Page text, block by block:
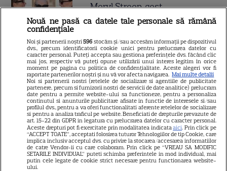
9
Meryl Streep, gest
impresionant pentru Anne
„Diavolul se îmbracă de la
Prada 2”. Ce salarii ar fi primit
actrițele
ŞTIRI
VEDETE ROMÂNEŞTI
Nouă ne pasă ca datele tale personale să rămână
confidențiale
Noi și partenerii noștri596 stocăm și/sau accesăm informații pe dispozitivul
dvs., precum identificatorii cookie unici pentru prelucrarea datelor cu
caracter personal. Puteți accepta sau gestiona preferințele dvs. făcând clic
mai jos, respectiv vă puteți opune utilizării unui interes legitim în orice
moment pe pagina cu politica de confidențialitate. Aceste alegeri vor fi
raportate partenerilor noștri și nu vă vor afecta navigarea. Mai multe detalii
Noi si partenerii nostri (retelele de socializare si agentiile de publicitate
partenere, precum si furnizorii nostri de servicii de date analitice) prelucram
date pentru a permite website-ului sa functioneze, pentru a personaliza
continutul si anunturile publicitare afisate in functie de interesele si/sau
profilul dvs., pentru a va oferi functionalitati aferente retelelor de socializare
si pentru a analiza traficul pe website. Beneficiati de drepturile prevazute de
art. 15-22 din GDPR in legatura cu prelucrarea datelor cu caracter personal.
Aceste drepturi pot fi exercitate prin modalitatea indicataaici. Prin click pe
“ACCEPT TOATE”, acceptati folosirea tuturor Tehnologiilor de tip Cookie, care
implica inclusiv acceptul dvs. cu privire la stocarea/accesarea informatiilor
de catre Vendor-ii cu care colaboram. Prin click pe “VREAU SA MODIFIC
SETARILE INDIVIDUAL” puteti schimba preferintele in mod individual, mai
putin cele legate de cookie strict necesare pentru functionarea website-
ului.